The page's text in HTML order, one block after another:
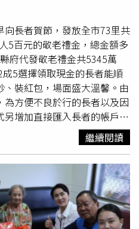
超高齡的時代來臨，台南市
所樂」的幸福環境，除持續
松柏學苑及銀髮創齡中心，
學習，希望未來台南不僅是
幸福家園」。
向長者賀節，發放全市73里共
5百元的敬老禮金，總金額多
府代發敬老禮金共5345萬
5選擇領取現金的長者能順
裝紅包，場面盛大溫馨。由
方便不良於行的長者以及因
增加直接匯入長者的帳戶-
轉帳與領現金並行，今年選
公所已在今日以前匯入長者各
）彰化市長林世賢（左）前往
向長賀節。（圖／中國時報葉
擇領取現金，市公所今日同步
金的「大工程」順利完成，
繼續閱讀